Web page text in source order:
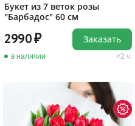
Букет из 7 веток розы
"Барбадос" 60 см
2990
в наличии 2 ч.
Заказать